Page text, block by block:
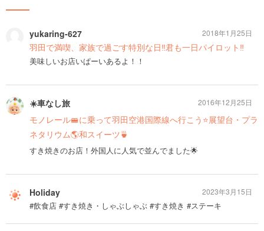
yukaring-627
羽田で満喫、家族で過ごす特別な日‼君も一日パイロット‼
美味しいお店いぱーいあるよ！！
2018年1月25日
☀️車なし旅
モノレール🚝に乗って羽田空港国際線へ行こう⭐️展望台・プラ
ネタリウム🌎和スイーツ🍵
すき焼きのお店！外国人に人気で並んでました🌟
2016年12月25日
Holiday
#飲食店 #すき焼き・しゃぶしゃぶ #すき焼き #ステーキ
2023年3月15日